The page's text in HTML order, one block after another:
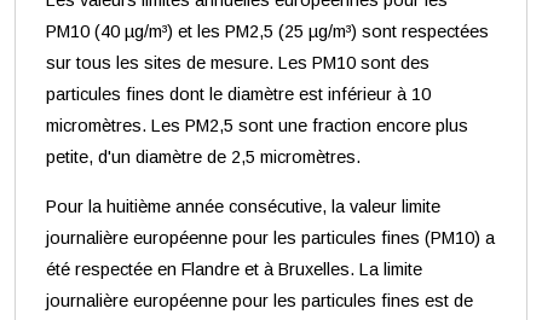
PM10 (40 µg/m³) et les PM2,5 (25 µg/m³) sont respectées
sur tous les sites de mesure. Les PM10 sont des
particules fines dont le diamètre est inférieur à 10
micromètres. Les PM2,5 sont une fraction encore plus
petite, d'un diamètre de 2,5 micromètres.
Pour la huitième année consécutive, la valeur limite
journalière européenne pour les particules fines (PM10) a
été respectée en Flandre et à Bruxelles. La limite
journalière européenne pour les particules fines est de